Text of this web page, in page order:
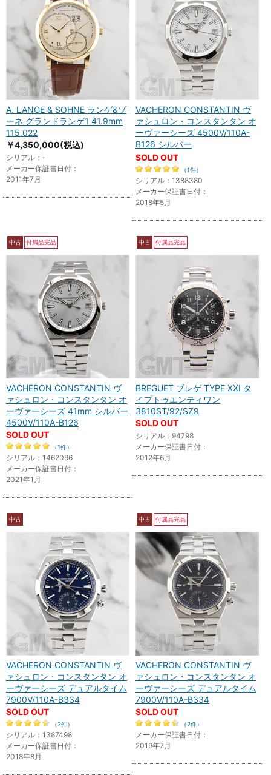
A. LANGE & SOHNE ランゲ&ゾ
ーネ グランドランゲ1 41.9mm
115.022
￥4,350,000(税込)
シリアル：-
メーカー保証書日付：
2011年7月
VACHERON CONSTANTIN ヴ
ァシュロン・コンスタンタン オ
ーヴァーシーズ 4500V/110A-
B126 シルバー
SOLD OUT
（1件）
シリアル：1388380
メーカー保証書日付：
2018年5月
中古 付属品完品
VACHERON CONSTANTIN ヴ
ァシュロン・コンスタンタン オ
ーヴァーシーズ 41mm シルバー
4500V/110A-B126
SOLD OUT
（1件）
シリアル：1462096
メーカー保証書日付：
2021年1月
中古 付属品完品
BREGUET ブレゲ TYPE XXI タ
イプトゥエンティワン
3810ST/92/SZ9
SOLD OUT
シリアル：94798
メーカー保証書日付：
2012年6月
中古
VACHERON CONSTANTIN ヴ
ァシュロン・コンスタンタン オ
ーヴァーシーズ デュアルタイム
7900V/110A-B334
SOLD OUT
（2件）
シリアル：1387498
メーカー保証書日付：
2018年8月
中古 付属品完品
VACHERON CONSTANTIN ヴ
ァシュロン・コンスタンタン オ
ーヴァーシーズ デュアルタイム
7900V/110A-B334
SOLD OUT
（2件）
メーカー保証書日付：
2019年7月